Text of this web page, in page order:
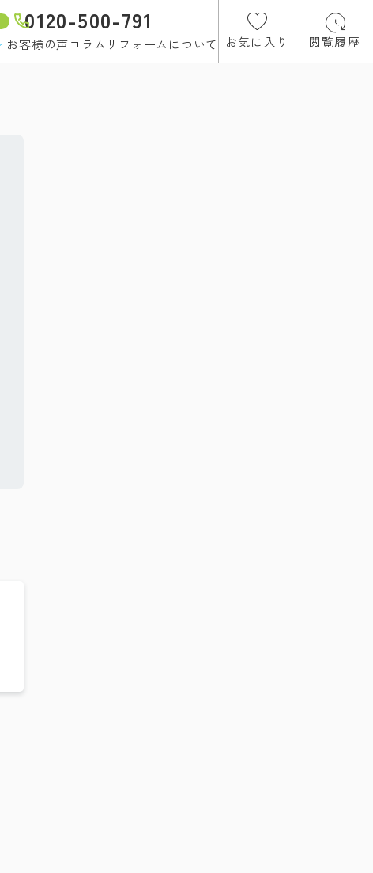
0120-500-791
お客様の声コラム リフォームについて お気に入り 閲覧履歴